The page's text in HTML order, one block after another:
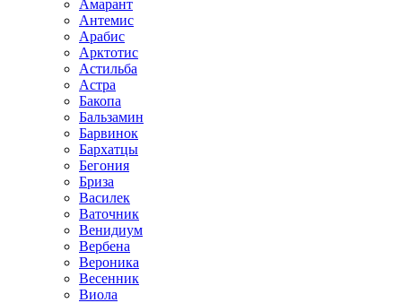
Амарант
Антемис
Арабис
Арктотис
Астильба
Астра
Бакопа
Бальзамин
Барвинок
Бархатцы
Бегония
Бриза
Василек
Ваточник
Венидиум
Вербена
Вероника
Весенник
Виола